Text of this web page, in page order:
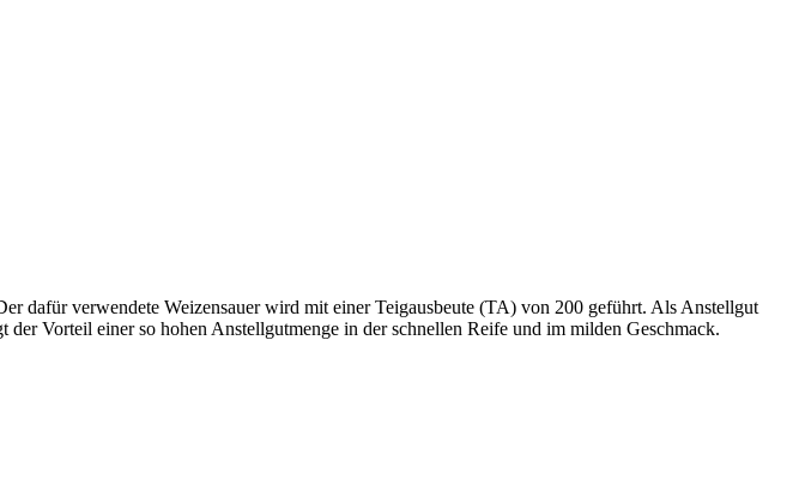
dafür verwendete Weizensauer wird mit einer Teigausbeute (TA) von 200 geführt. Als Anstellgut
Vorteil einer so hohen Anstellgutmenge in der schnellen Reife und im milden Geschmack.